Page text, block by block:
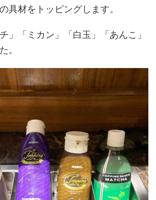
具材をトッピングします。
」「ミカン」「白玉」「あんこ」
。